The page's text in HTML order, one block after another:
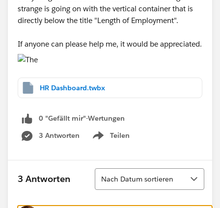
strange is going on with the vertical container that is
directly below the title "Length of Employment".
If anyone can please help me, it would be appreciated.
HR Dashboard.twbx
0 "Gefällt mir"-Wertungen
3 Antworten
Teilen
Show menu
3 Antworten
Sortieren
Nach Datum sortieren